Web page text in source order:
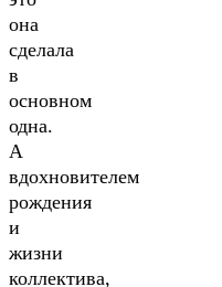
она
сделала
в
основном
одна.
А
вдохновителем
рождения
и
жизни
коллектива,